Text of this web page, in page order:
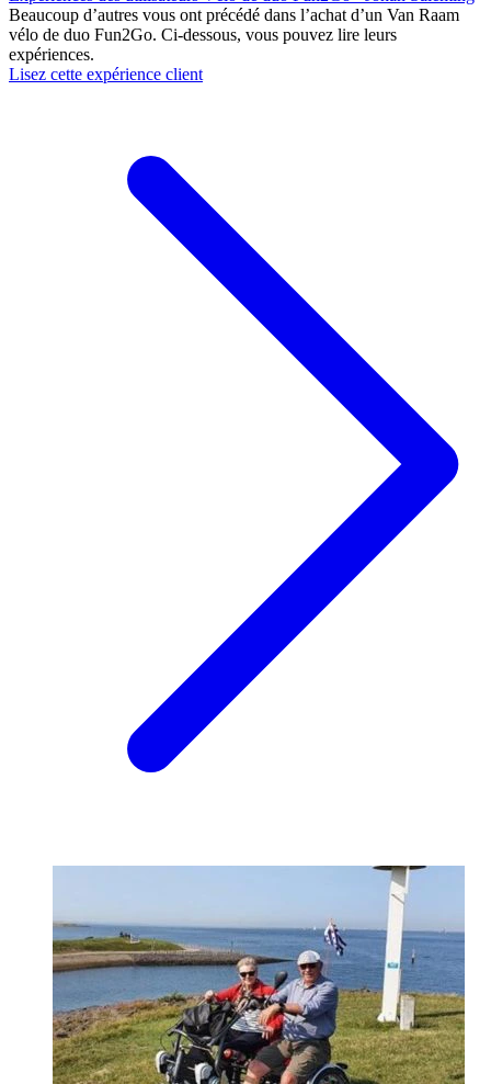
Beaucoup d’autres vous ont précédé dans l’achat d’un Van Raam
vélo de duo Fun2Go. Ci-dessous, vous pouvez lire leurs
expériences.
Lisez cette expérience client